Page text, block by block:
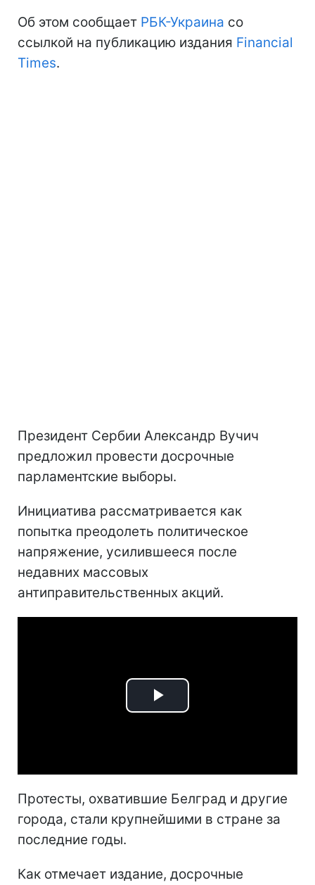
Об этом сообщает РБК-Украина со
ссылкой на публикацию издания Financial
Times.
Президент Сербии Александр Вучич
предложил провести досрочные
парламентские выборы.
Инициатива рассматривается как
попытка преодолеть политическое
напряжение, усилившееся после
недавних массовых
антиправительственных акций.
Play
Протесты, охватившие Белград и другие
города, стали крупнейшими в стране за
последние годы.
Как отмечает издание, досрочные